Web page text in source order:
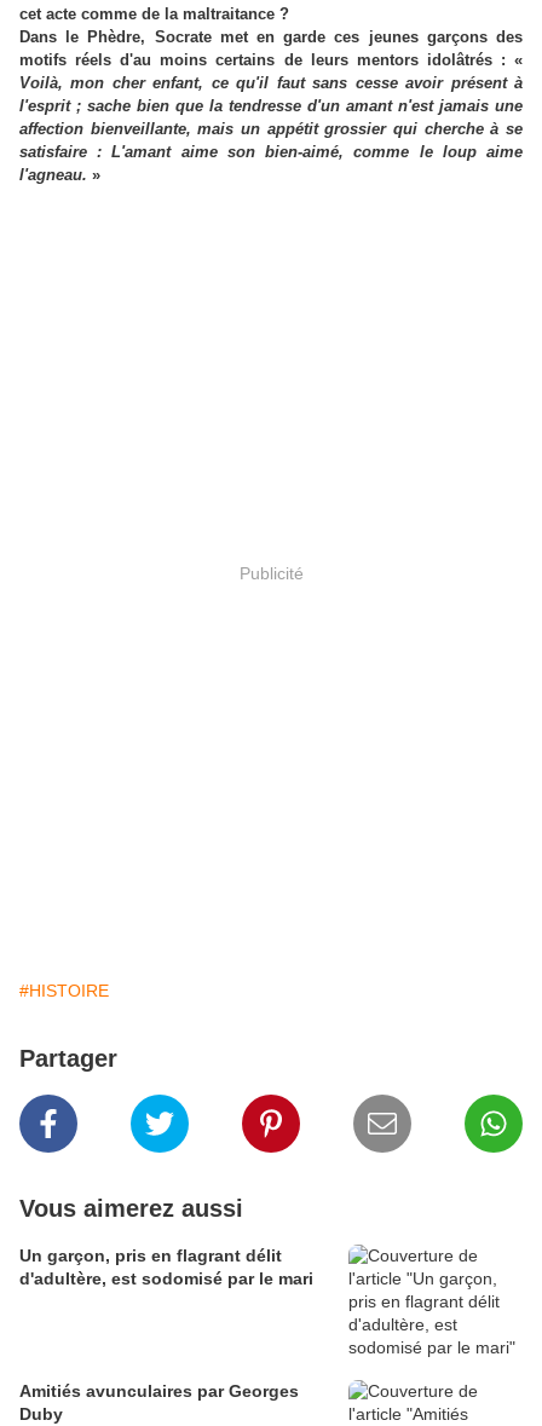
cet acte comme de la maltraitance ?
Dans le Phèdre, Socrate met en garde ces jeunes garçons des
motifs réels d'au moins certains de leurs mentors idolâtrés : «
Voilà, mon cher enfant, ce qu'il faut sans cesse avoir présent à
l'esprit ; sache bien que la tendresse d'un amant n'est jamais une
affection bienveillante, mais un appétit grossier qui cherche à se
satisfaire : L'amant aime son bien-aimé, comme le loup aime
l'agneau. »
Publicité
#HISTOIRE
Partager
Vous aimerez aussi
Un garçon, pris en flagrant délit
d'adultère, est sodomisé par le mari
Amitiés avunculaires par Georges
Duby